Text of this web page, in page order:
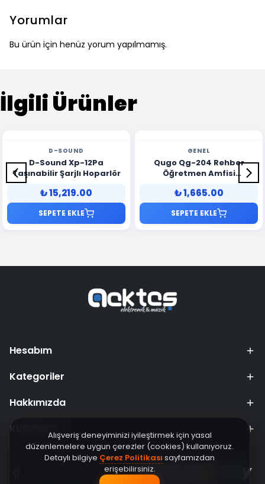
Alışveriş deneyiminizi iyileştirmek için yasal
düzenlemelere uygun çerezler (cookies) kullanıyoruz.
Detaylı bilgiye Çerez Politikası sayfamızdan
erişebilirsiniz.
Yorumlar
Bu ürün için henüz yorum yapılmamış.
İlgili Ürünler
D-SOUND
D-Sound Xp-12Pa
Taşınabilir Şarjlı Hoparlör
₺ 15,219.00
SEPETE EKLE
GENEL
Qugo Qg-204 Rehber
Öğretmen Amfisi
Taşınabilir Şarjlı Hoparlör
₺ 1,665.00
SEPETE EKLE
Hesabım
Kategoriler
Hakkımızda
KURUMSAL